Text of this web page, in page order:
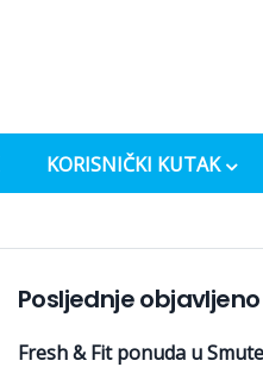
KORISNIČKI KUTAK
Posljednje objavljeno
Fresh & Fit ponuda u